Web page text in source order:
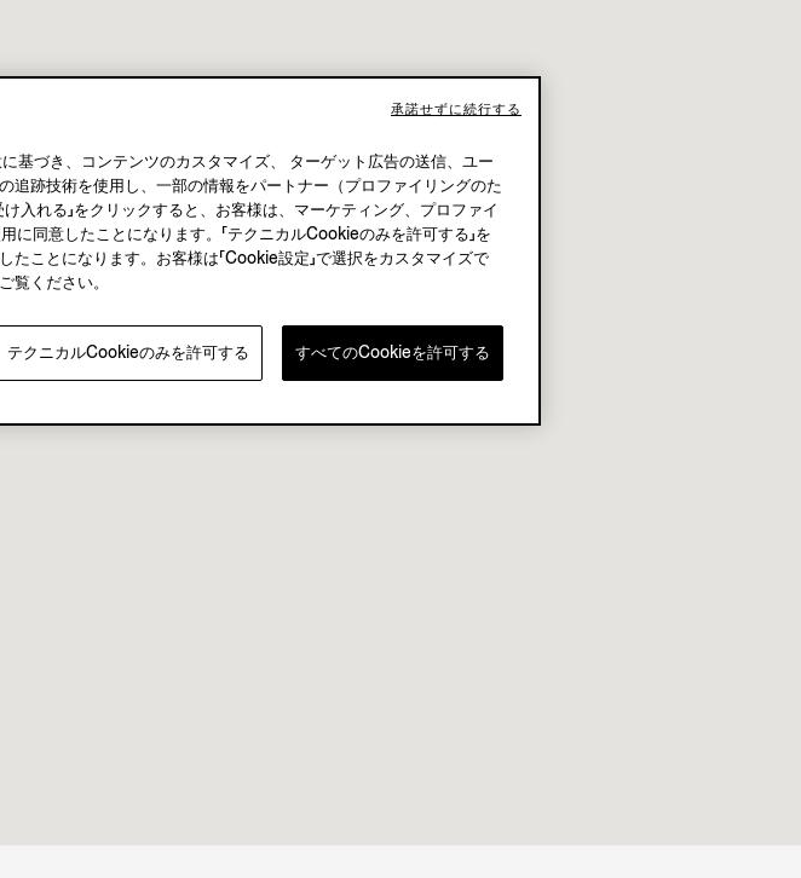
基づき、コンテンツのカスタマイズ、 ターゲット広告の送信、ユー
跡技術を使用し、一部の情報をパートナー（プロファイリングのた
入れる」をクリックすると、お客様は、マーケティング、プロファイ
同意したことになります。「テクニカルCookieのみを許可する」を
ことになります。お客様は「Cookie設定」で選択をカスタマイズで
覧ください。
テクニカルCookieのみを許可する すべてのCookieを許可する
承諾せずに続行する